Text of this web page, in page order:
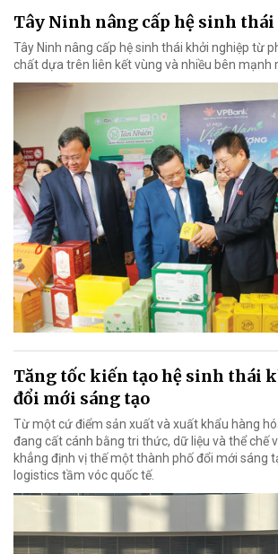
Tây Ninh nâng cấp hệ sinh
Tây Ninh nâng cấp hệ sinh thái khởi nghiệp từ
chất dựa trên liên kết vùng và nhiều bên mạnh
Tăng tốc kiến tạo hệ sinh thái
đổi mới sáng tạo
Từ một cứ điểm sản xuất và xuất khẩu hàng
đang cất cánh bằng tri thức, dữ liệu và thể chế
khẳng định vị thế một thành phố đổi mới sáng
logistics tầm vóc quốc tế.